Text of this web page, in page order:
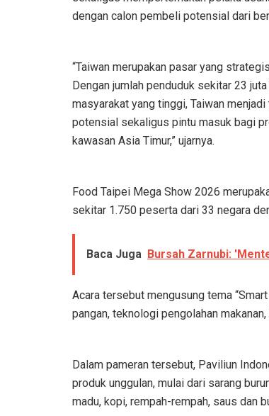
dengan calon pembeli potensial dari
“Taiwan merupakan pasar yang
Dengan jumlah penduduk sekitar 23
masyarakat yang tinggi, Taiwan
potensial sekaligus pintu masuk bagi
kawasan Asia Timur,” ujarnya.
Food Taipei Mega Show 2026
sekitar 1.750 peserta dari 33 negara
Baca Juga Bursah Zarnubi:
Acara tersebut mengusung tema
pangan, teknologi pengolahan
Dalam pameran tersebut, Paviliun
produk unggulan, mulai dari sarang
madu, kopi, rempah-rempah, saus dan